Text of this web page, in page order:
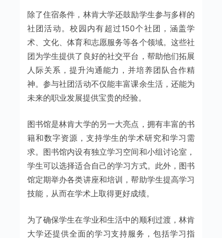
除了住宿条件，林肯大学还鼓励学生参与多样的
社团活动。校园内有超过150个社团，涵盖学
术、文化、体育和志愿服务等各个领域。这些社
团为学生提供了良好的社交平台，帮助他们拓展
人际关系，提升沟通能力，并培养团队合作精
神。参与社团活动不仅能丰富课余生活，还能为
未来的职业发展提供宝贵的经验。
图书馆是林肯大学的另一大亮点，拥有丰富的书
籍和数字资源，支持学生的学术研究和学习需
求。图书馆内设有独立学习空间和小组讨论室，
学生可以选择适合自己的学习方式。此外，图书
馆定期举办各类讲座和培训，帮助学生提高学习
技能，从而在学术上取得更好成绩。
为了确保学生在学业和生活中的顺利过渡，林肯
大学还提供全面的学习支持服务，包括学习指